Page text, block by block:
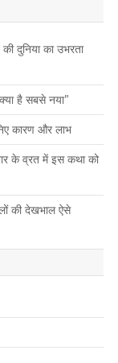
दुनिया का उभरता
है सबसे नया”
कारण और लाभ
के व्रत में इस कथा को
की देखभाल ऐसे